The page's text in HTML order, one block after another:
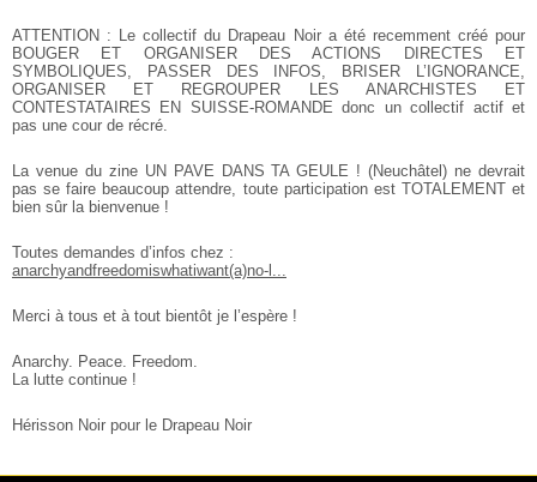
ATTENTION : Le collectif du Drapeau Noir a été recemment créé pour
BOUGER ET ORGANISER DES ACTIONS DIRECTES ET
SYMBOLIQUES, PASSER DES INFOS, BRISER L’IGNORANCE,
ORGANISER ET REGROUPER LES ANARCHISTES ET
CONTESTATAIRES EN SUISSE-ROMANDE donc un collectif actif et
pas une cour de récré.
La venue du zine UN PAVE DANS TA GEULE ! (Neuchâtel) ne devrait
pas se faire beaucoup attendre, toute participation est TOTALEMENT et
bien sûr la bienvenue !
Toutes demandes d’infos chez :
anarchyandfreedomiswhatiwant(a)no-l...
Merci à tous et à tout bientôt je l’espère !
Anarchy. Peace. Freedom.
La lutte continue !
Hérisson Noir pour le Drapeau Noir